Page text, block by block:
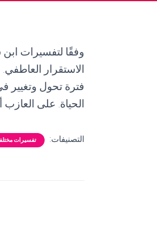
وفقًا لتفسيرات ابن
الاستقرار العاطفي.
فترة تحول وتغيير
الحياة. على
التصنيفات: تفسيرات